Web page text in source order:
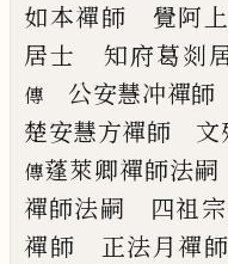
如本禪師 覺阿
居士 知府葛剡
傳
公安慧冲禪師
楚安慧方禪師 文
傳蓬萊卿禪師法嗣
禪師法嗣 四祖
禪師 正法月禪